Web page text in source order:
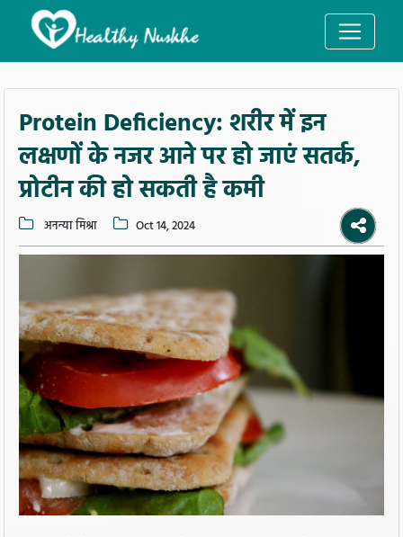
Protein Deficiency: शरीर में इन
लक्षणों के नजर आने पर हो जाएं सतर्क,
प्रोटीन की हो सकती है कमी
अनन्या मिश्रा Oct 14, 2024